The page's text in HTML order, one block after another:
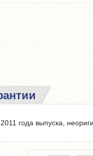
года выпуска,